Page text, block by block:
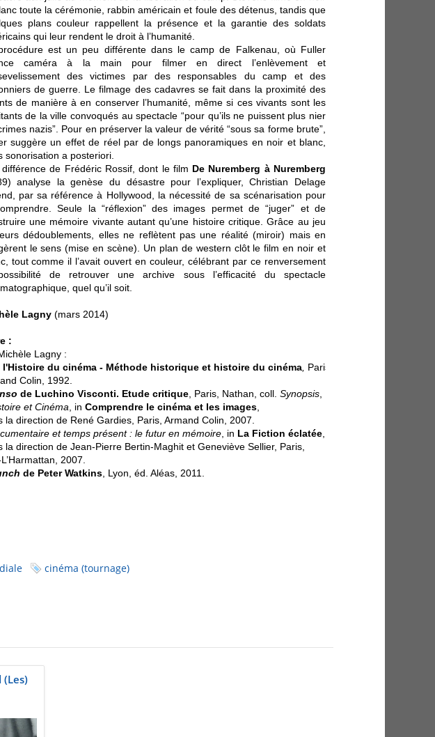
toute la cérémonie, rabbin américain et foule des détenus, tandis que
plans couleur rappellent la présence et la garantie des soldats
qui leur rendent le droit à l’humanité.
est un peu différente dans le camp de Falkenau, où Fuller
caméra à la main pour filmer en direct l’enlèvement et
des victimes par des responsables du camp et des
de guerre. Le filmage des cadavres se fait dans la proximité des
de manière à en conserver l’humanité, même si ces vivants sont les
de la ville convoqués au spectacle “pour qu’ils ne puissent plus nier
nazis”. Pour en préserver la valeur de vérité “sous sa forme brute”,
suggère un effet de réel par de longs panoramiques en noir et blanc,
sonorisation a posteriori.
différence de Frédéric Rossif, dont le film De Nuremberg à Nuremberg
analyse la genèse du désastre pour l’expliquer, Christian Delage
par sa référence à Hollywood, la nécessité de sa scénarisation pour
Seule la “réflexion” des images permet de “juger” et de
une mémoire vivante autant qu’une histoire critique. Grâce au jeu
dédoublements, elles ne reflètent pas une réalité (miroir) mais en
le sens (mise en scène). Un plan de western clôt le film en noir et
tout comme il l’avait ouvert en couleur, célébrant par ce renversement
de retrouver une archive sous l’efficacité du spectacle
quel qu’il soit.
Lagny (mars 2014)
:
Lagny :
l'Histoire du cinéma - Méthode historique et histoire du cinéma, Paris,
Colin, 1992.
de Luchino Visconti. Etude critique, Paris, Nathan, coll. Synopsis, 1992.
et Cinéma, in Comprendre le cinéma et les images,
la direction de René Gardies, Paris, Armand Colin, 2007.
et temps présent : le futur en mémoire, in La Fiction éclatée,
la direction de Jean-Pierre Bertin-Maghit et Geneviève Sellier, Paris,
2007.
de Peter Watkins, Lyon, éd. Aléas, 2011.
cinéma (tournage)
(Les)